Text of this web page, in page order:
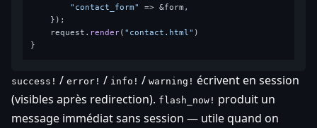
"contact_form"
=> &form,
    });
    request.
render( "contact.html" )
success! / error! / info! / warning! écrivent en session
(visibles après redirection). flash_now! produit un
message immédiat sans session — utile quand on